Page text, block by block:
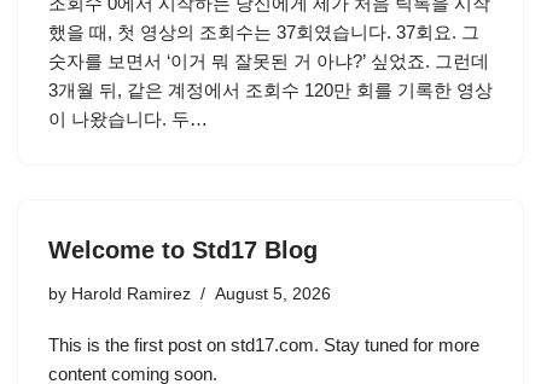
했을 때, 첫 영상의 조회수는 37회였습니다. 37회요. 그
숫자를 보면서 ‘이거 뭐 잘못된 거 아냐?’ 싶었죠. 그런데
3개월 뒤, 같은 계정에서 조회수 120만 회를 기록한 영상
이 나왔습니다. 두…
Welcome to Std17 Blog
by Harold Ramirez August 5, 2026
This is the first post on std17.com. Stay tuned for more
content coming soon.